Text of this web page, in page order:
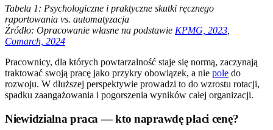
Tabela 1: Psychologiczne i praktyczne skutki ręcznego
raportowania vs. automatyzacja
Źródło: Opracowanie własne na podstawie KPMG, 2023
Comarch, 2024
Pracownicy, dla których powtarzalność staje się normą, zaczynają
traktować swoją pracę jako przykry obowiązek, a nie pole do
rozwoju. W dłuższej perspektywie prowadzi to do wzrostu rotacji,
spadku zaangażowania i pogorszenia wyników całej organizacji.
Niewidzialna praca — kto naprawdę płaci cenę?